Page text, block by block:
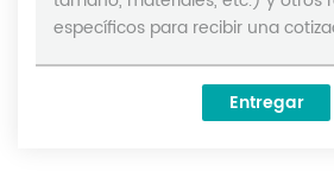
Entregar